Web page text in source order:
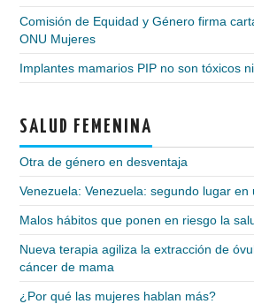
Comisión de Equidad y Género firma
ONU Mujeres
Implantes mamarios PIP no son tóxicos
SALUD FEMENINA
Otra de género en desventaja
Venezuela: Venezuela: segundo lugar en
Malos hábitos que ponen en riesgo la
Nueva terapia agiliza la extracción de
cáncer de mama
¿Por qué las mujeres hablan más?